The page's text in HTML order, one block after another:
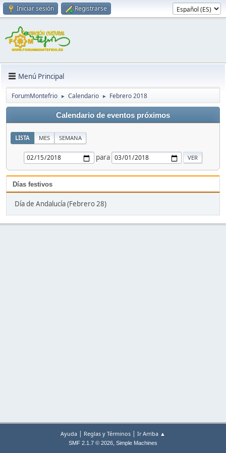
Iniciar sesión Registrarse
Menú Principal
ForumMontefrio ► Calendario ► Febrero 2018
Calendario de eventos próximos
LISTA MES SEMANA
para
Días festivos
Día de Andalucía (Febrero 28)
Ayuda | Reglas y Términos | Ir Arriba ▲
SMF 2.1.7 © 2026, Simple Machines